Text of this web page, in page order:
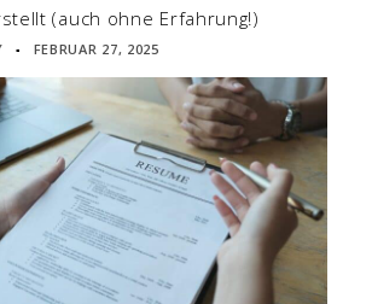
(auch ohne Erfahrung!)
▪ FEBRUAR 27, 2025